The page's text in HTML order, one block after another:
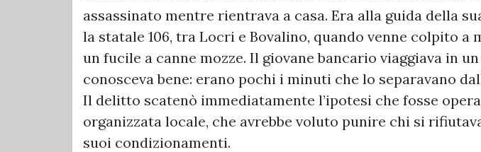
assassinato mentre rientrava a casa. Era alla guida della
la statale 106, tra Locri e Bovalino, quando venne colpito a
un fucile a canne mozze. Il giovane bancario viaggiava in
conosceva bene: erano pochi i minuti che lo separavano
Il delitto scatenò immediatamente l’ipotesi che fosse
organizzata locale, che avrebbe voluto punire chi si
suoi condizionamenti.